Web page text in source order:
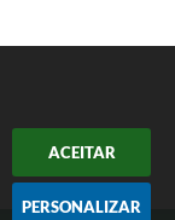
ACEITAR
PERSONALIZAR